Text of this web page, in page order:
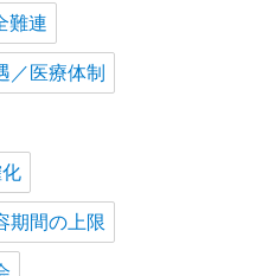
難連
／医療体制
期間の上限